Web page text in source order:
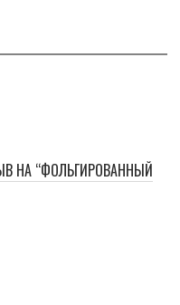
НА “ФОЛЬГИРОВАННЫЙ